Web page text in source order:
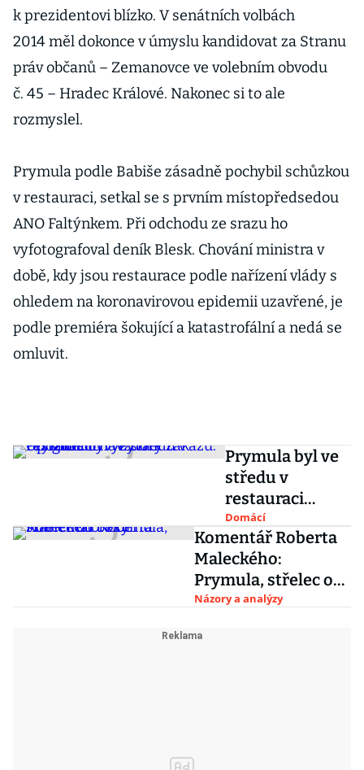
k prezidentovi blízko. V senátních volbách
2014 měl dokonce v úmyslu kandidovat za Stranu
práv občanů – Zemanovce ve volebním obvodu
č. 45 – Hradec Králové. Nakonec si to ale
rozmyslel.
Prymula podle Babiše zásadně pochybil schůzkou
v restauraci, setkal se s prvním místopředsedou
ANO Faltýnkem. Při odchodu ze srazu ho
vyfotografoval deník Blesk. Chování ministra v
době, kdy jsou restaurace podle nařízení vlády s
ohledem na koronavirovou epidemii uzavřené, je
podle premiéra šokující a katastrofální a nedá se
omluvit.
Prymula byl ve
středu v
restauraci
navzdory
zákazu. Opozice
ho vyzývá k
rezignaci
Domácí
Komentář Roberta
Maleckého:
Prymula, střelec od
boku
Názory a analýzy